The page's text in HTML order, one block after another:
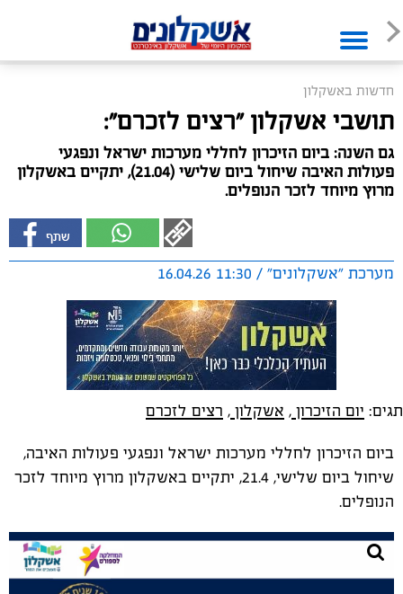
חדשות באשקלון
תושבי אשקלון "רצים לזכרם":
גם השנה: ביום הזיכרון לחללי מערכות ישראל ונפגעי
פעולות האיבה שיחול ביום שלישי (21.04), יתקיים באשקלון
מרוץ מיוחד לזכר הנופלים.
מערכת "אשקלונים" / 11:30 16.04.26
תגים: יום הזיכרון , אשקלון , רצים לזכרם
ביום הזיכרון לחללי מערכות ישראל ונפגעי פעולות האיבה,
שיחול ביום שלישי, 21.4, יתקיים באשקלון מרוץ מיוחד לזכר
הנופלים.